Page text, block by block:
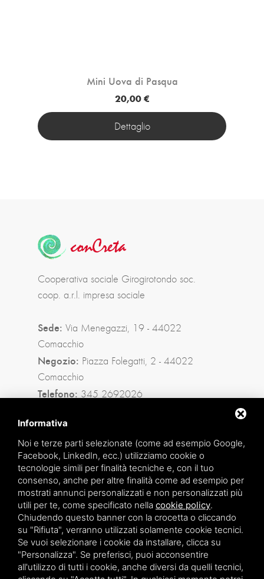
Mini Uova di Pasqua
20,00 €
Dettaglio
Cooperativa sociale Girogirotondo soc.
coop. a.r.l. impresa sociale
Sede: Via Menegazzi, 19 - 44022
Comacchio
Negozio: Piazza Folegatti, 2 - 44022
Comacchio
Telefono: 345 2692026
Privacy policy
Facebook
Instagram
Whatsapp
Informativa
Noi e terze parti selezionate (come ad esempio Google,
Facebook, LinkedIn, ecc.) utilizziamo cookie o
tecnologie simili per finalità tecniche e, con il tuo
consenso, anche per altre finalità come ad esempio per
mostrati annunci personalizzati e non personalizzati più
utili per te, come specificato nella cookie policy.
Chiudendo questo banner con la crocetta o cliccando
su "Rifiuta", verranno utilizzati solamente cookie tecnici.
Se vuoi selezionare i cookie da installare, clicca su
"Personalizza". Se preferisci, puoi acconsentire
all'utilizzo di tutti i cookie, anche diversi da quelli tecnici,